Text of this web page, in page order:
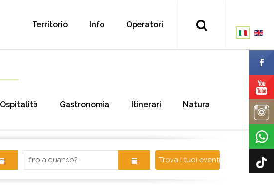
Territorio Info Operatori
Ospitalità Gastronomia Itinerari Natura
Trova i tuoi eventi!